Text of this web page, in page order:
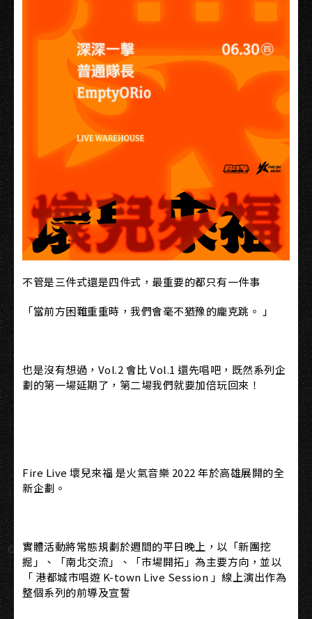
不管是三件式還是四件式，最重要的都只有一件事
「當前方困難重重時，我們會毫不猶豫的龐克跳。 」
也是沒有想過，Vol.2 會比 Vol.1 還先唱吧，既然系列企
劃的第一場延期了，第二場我們就要加倍玩回來！
Fire Live 壞兒來福 是火氣音樂 2022 年於高雄展開的全
新企劃。
實體活動將常態規劃於週間的平日晚上，以「新團挖
掘」、「南北交流」、「市場開拓」為主要方向，並以
「 港都城市唱遊 K-town Live Session 」線上演出作為
整個系列的前導及宣誓